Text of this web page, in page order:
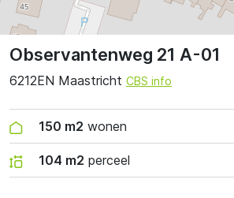
Observantenweg 21 A-01
6212EN Maastricht CBS info
150 m2 wonen
104 m2 perceel